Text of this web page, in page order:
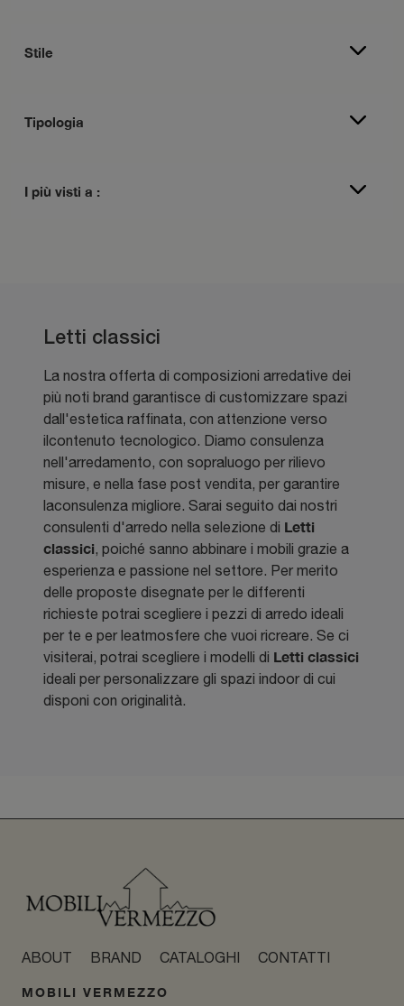
Stile
Tipologia
I più visti a :
Letti classici
La nostra offerta di composizioni arredative dei
più noti brand garantisce di customizzare spazi
dall'estetica raffinata, con attenzione verso
ilcontenuto tecnologico. Diamo consulenza
nell'arredamento, con sopraluogo per rilievo
misure, e nella fase post vendita, per garantire
laconsulenza migliore. Sarai seguito dai nostri
consulenti d'arredo nella selezione di Letti
classici, poiché sanno abbinare i mobili grazie a
esperienza e passione nel settore. Per merito
delle proposte disegnate per le differenti
richieste potrai scegliere i pezzi di arredo ideali
per te e per leatmosfere che vuoi ricreare. Se ci
visiterai, potrai scegliere i modelli di Letti classici
ideali per personalizzare gli spazi indoor di cui
disponi con originalità.
ABOUT BRAND CATALOGHI CONTATTI
MOBILI VERMEZZO